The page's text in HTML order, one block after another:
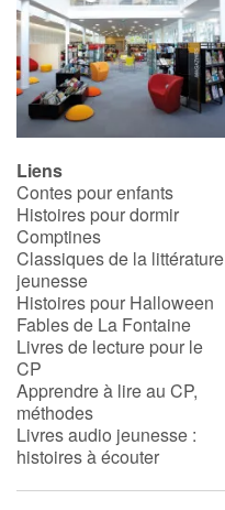
Liens
Contes pour enfants
Histoires pour dormir
Comptines
Classiques de la littérature
jeunesse
Histoires pour Halloween
Fables de La Fontaine
Livres de lecture pour le
CP
Apprendre à lire au CP,
méthodes
Livres audio jeunesse :
histoires à écouter